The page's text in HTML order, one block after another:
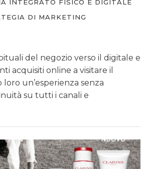
INTEGRATO FISICO E DIGITALE
DI MARKETING
del negozio verso il digitale e
acquisiti online a visitare il
un’esperienza senza
su tutti i canali e